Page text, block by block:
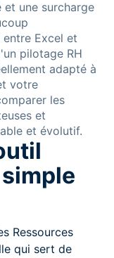
une surcharge
entre Excel et
pilotage RH
adapté à
votre
les
et
et évolutif.
Ressources
qui sert de